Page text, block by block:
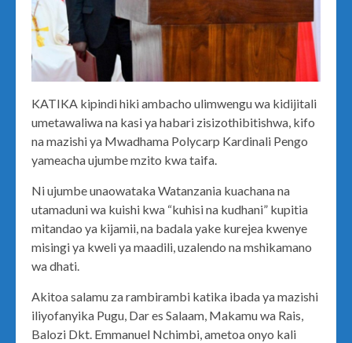
KATIKA kipindi hiki ambacho ulimwengu wa kidijitali
umetawaliwa na kasi ya habari zisizothibitishwa, kifo
na mazishi ya Mwadhama Polycarp Kardinali Pengo
yameacha ujumbe mzito kwa taifa.
Ni ujumbe unaowataka Watanzania kuachana na
utamaduni wa kuishi kwa “kuhisi na kudhani” kupitia
mitandao ya kijamii, na badala yake kurejea kwenye
misingi ya kweli ya maadili, uzalendo na mshikamano
wa dhati.
Akitoa salamu za rambirambi katika ibada ya mazishi
iliyofanyika Pugu, Dar es Salaam, Makamu wa Rais,
Balozi Dkt. Emmanuel Nchimbi, ametoa onyo kali